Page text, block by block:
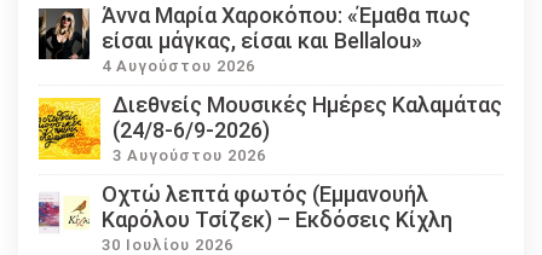
Άννα Μαρία Χαροκόπου: «Έμαθα πως
είσαι μάγκας, είσαι και Bellalou»
4 Αυγούστου 2026
Διεθνείς Μουσικές Ημέρες Καλαμάτας
(24/8-6/9-2026)
3 Αυγούστου 2026
Οχτώ λεπτά φωτός (Εμμανουήλ
Καρόλου Τσίζεκ) – Εκδόσεις Κίχλη
30 Ιουλίου 2026